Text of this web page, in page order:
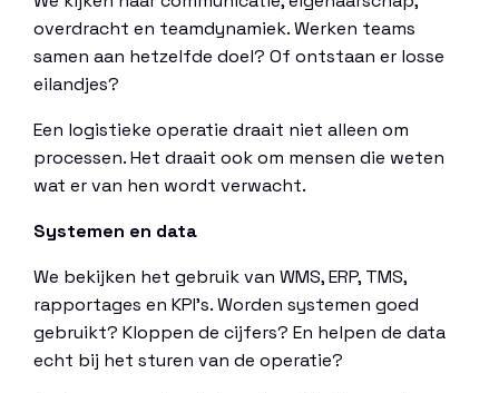
overdracht en teamdynamiek. Werken teams
samen aan hetzelfde doel? Of ontstaan er losse
eilandjes?
Een logistieke operatie draait niet alleen om
processen. Het draait ook om mensen die weten
wat er van hen wordt verwacht.
Systemen en data
We bekijken het gebruik van WMS, ERP, TMS,
rapportages en KPI’s. Worden systemen goed
gebruikt? Kloppen de cijfers? En helpen de data
echt bij het sturen van de operatie?